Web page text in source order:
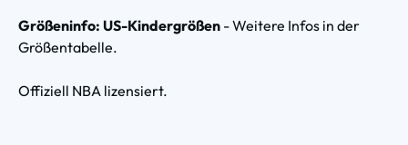
Größeninfo: US-Kindergrößen - Weitere Infos in der
Größentabelle.
Offiziell NBA lizensiert.